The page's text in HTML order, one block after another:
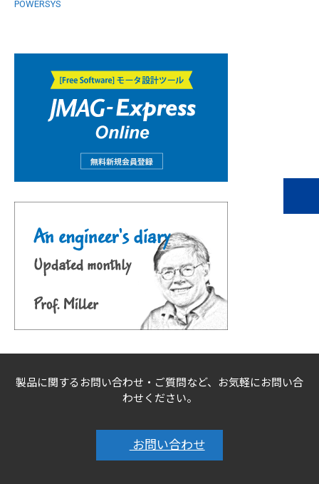
POWERSYS
製品に関するお問い合わせ・ご質問など、お気軽にお問い合
わせください。
お問い合わせ